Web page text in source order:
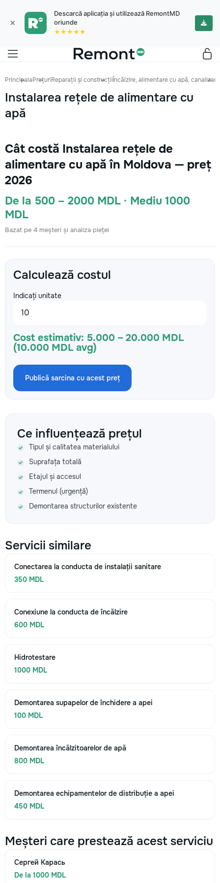
×
Descarcă aplicația și utilizează RemontMD
oriunde
★★★★★
PrincipalaPrețuriReparații și construcțiiÎncălzire, alimentare cu apă, canalizare
Instalarea rețele de alimentare cu
apă
Cât costă Instalarea rețele de
alimentare cu apă în Moldova — preț
2026
De la 500 – 2000 MDL · Mediu 1000
MDL
Bazat pe 4 meșteri și analiza pieței
Calculează costul
Indicați unitate
Cost estimativ: 5.000 – 20.000 MDL
(10.000 MDL avg)
Publică sarcina cu acest preț
Ce influențează prețul
Tipul și calitatea materialului
Suprafața totală
Etajul și accesul
Termenul (urgență)
Demontarea structurilor existente
Servicii similare
Conectarea la conducta de instalații sanitare
350 MDL
Conexiune la conducta de încălzire
600 MDL
Hidrotestare
1000 MDL
Demontarea supapelor de închidere a apei
100 MDL
Demontarea încălzitoarelor de apă
800 MDL
Demontarea echipamentelor de distribuție a apei
450 MDL
Meșteri care prestează acest serviciu
Сергей Карась
De la 1000 MDL